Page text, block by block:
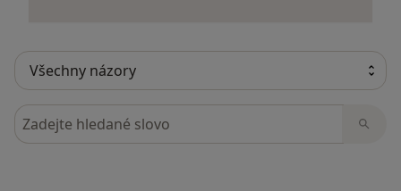
Hledejte v názorech